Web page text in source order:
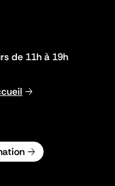
de 11h à 19h